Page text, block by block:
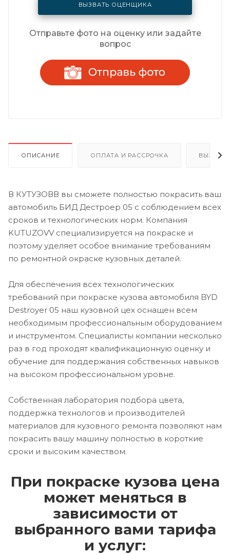
ВЫЗВАТЬ ОЦЕНЩИКА
Отправьте фото на оценку или задайте
вопрос
ОПИСАНИЕ ОПЛАТА И РАССРОЧКА ВЫЗОВ
В КУТУЗОВВ вы сможете полностью покрасить ваш
автомобиль БИД Дестроер 05 с соблюдением всех
сроков и технологических норм. Компания
KUTUZOVV специализируется на покраске и
поэтому уделяет особое внимание требованиям
по ремонтной окраске кузовных деталей.
Для обеспечения всех технологических
требований при покраске кузова автомобиля BYD
Destroyer 05 наш кузовной цех оснащен всем
необходимым профессиональным оборудованием
и инструментом. Специалисты компании несколько
раз в год проходят квалификационную оценку и
обучение для поддержания собственных навыков
на высоком профессиональном уровне.
Собственная лаборатория подбора цвета,
поддержка технологов и производителей
материалов для кузовного ремонта позволяют нам
покрасить вашу машину полностью в короткие
сроки и высоким качеством.
При покраске кузова цена
может меняться в
зависимости от
выбранного вами тарифа
и услуг: